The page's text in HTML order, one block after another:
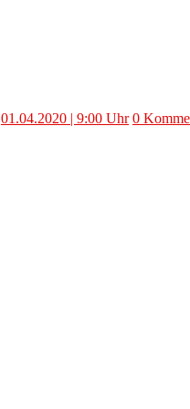
01.04.2020 | 9:00 Uhr 0